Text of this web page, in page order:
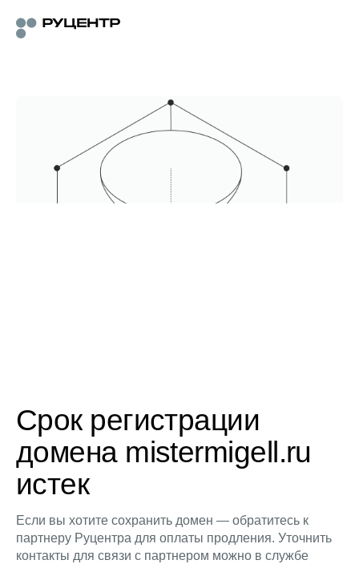
Срок регистрации
домена mistermigell.ru
истек
Если вы хотите сохранить домен — обратитесь к
партнеру Руцентра для оплаты продления. Уточнить
контакты для связи с партнером можно в службе